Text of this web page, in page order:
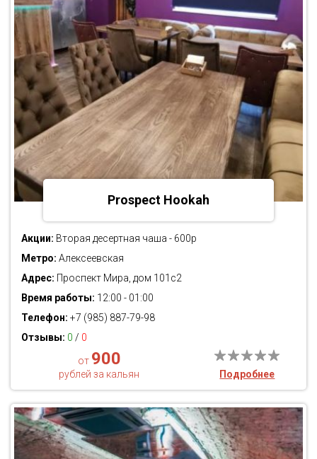
Prospect Hookah
Акции: Вторая десертная чаша - 600р
Метро: Алексеевская
Адрес: Проспект Мира, дом 101с2
Время работы: 12:00 - 01:00
Телефон: +7 (985) 887-79-98
Отзывы: 0 / 0
от 900
рублей за кальян Подробнее